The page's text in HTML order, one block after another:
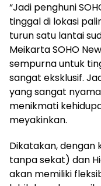
“Jadi penghuni
tinggal di lokasi
turun satu lantai
Meikarta SOHO
sempurna untuk
sangat eksklusif.
yang sangat
menikmati
meyakinkan.
Dikatakan, dengan
tanpa sekat) dan
akan memiliki